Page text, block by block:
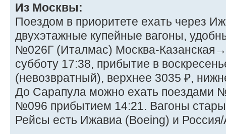
Из Москвы:
Поездом в приоритете ехать через
двухэтажные купейные вагоны,
№026Г (Италмас) Москва-
субботу 17:38, прибытие в
(невозвратный), верхнее 3035 ₽,
До Сарапула можно ехать поездами
№096 прибытием 14:21. Вагоны
Рейсы есть Ижавиа (Boeing) и